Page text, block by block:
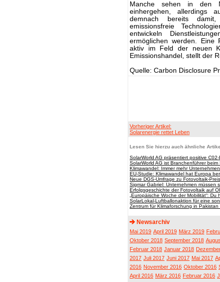
Manche sehen in den
einhergehen, allerdings
demnach bereits
emissionsfreie
entwickeln
ermöglichen werden. Eine
aktiv im Feld der neuen
Emissionshandel, stellt der
Quelle: Carbon Disclosure
Vorheriger Artikel:
Solarenergie rettet Leben
Lesen Sie hierzu auch ähnliche
SolarWorld AG präsentiert positive
SolarWorld AG ist Branchenführer
Klimawandel: Immer mehr
EU-Studie: Klimawandel hat Europa
Neue DGS-Umfrage zu Fotovoltaik-
Sigmar Gabriel: Unternehmen müssen
Erfolgsgeschichte der Fotovoltaik auf
„Europäische Woche der Mobilität“:
SolarLokal-Luftballonaktion für eine
Zentrum für Klimaforschung in
Newsarchiv
Mai 2019 April 2019 März 2019
Oktober 2018 September 2018
Februar 2018 Januar 2018
2017 Juli 2017 Juni 2017 Mai 2017
2016 November 2016 Oktober 2016
April 2016 März 2016 Februar 2016